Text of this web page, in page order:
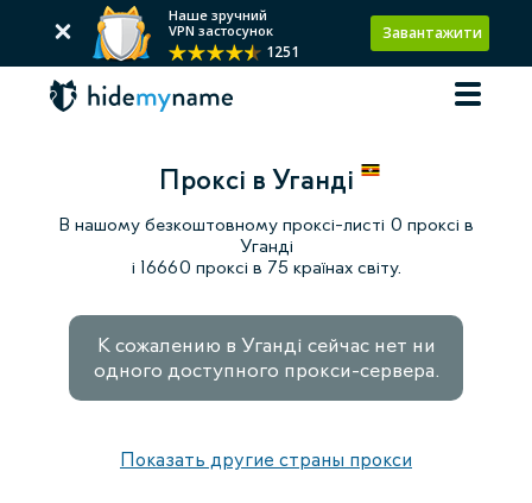
Наше зручний
VPN застосунок
1251
Завантажити
Проксі в Уганді
В нашому безкоштовному проксі-листі 0 проксі в
Уганді
і 16660 проксі в 75 країнах світу.
К сожалению в Уганді сейчас нет ни
одного доступного прокси-сервера.
Показать другие страны прокси